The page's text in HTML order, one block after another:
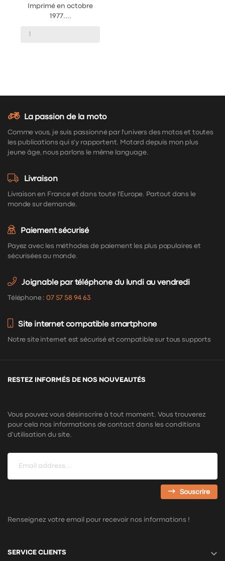
Imprimé en octobre
1977....
La passion de la moto
Comme vous, je suis passionné par l'univers des motos et toutes
les publications qui s'y rapportent. Motard depuis mon plus
jeune âge, nous parlons le même language.
Livraison
Livraison en France et dans toute l'Europe. Partout dans le
monde sur demande.
Paiement sécurisé
Payez avec les méthodes de paiement les plus populaires et
sécurisées au monde.
Joignable par téléphone du lundi au vendredi
Téléphone :07 57 58 94 63
Site internet compatible smartphone
Notre site internet est sécurisé et compatible sur tous supports
RESTEZ INFORMÉS DE NOS NOUVEAUTÉS
Vous pouvez vous désinscrire à tout moment. Vous trouverez
pour cela nos informations de contact dans les conditions
d'utilisation du site.
Souscrire
Renseignez votre email pour recevoir nos informations !
SERVICE CLIENTS 